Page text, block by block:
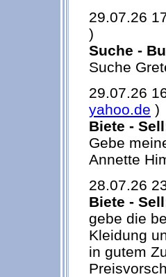
29.07.26
)
Suche -
Suche
29.07.26
yahoo.de )
Biete -
Gebe
Annette
28.07.26
Biete -
gebe die
Kleidung
in gutem